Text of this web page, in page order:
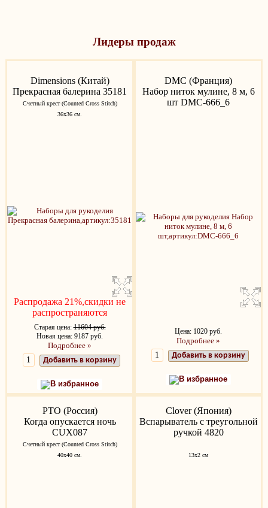
Лидеры продаж
Dimensions (Китай)
Прекрасная балерина 35181
Счетный крест (Counted Cross Stitch)
36х36 см.
Распродажа 21%,скидки не
распространяются
Старая цена:11604 руб.
Новая цена: 9187 руб.
Подробнее »
Добавить в корзину
В избранное
DMC (Франция)
Набор ниток мулине, 8 м, 6
шт DMC-666_6
Цена: 1020 руб.
Подробнее »
Добавить в корзину
В избранное
РТО (Россия)
Когда опускается ночь
CUX087
Счетный крест (Counted Cross Stitch)
40х40 см.
Clover (Япония)
Вспарыватель с треугольной
ручкой 4820
13x2 см